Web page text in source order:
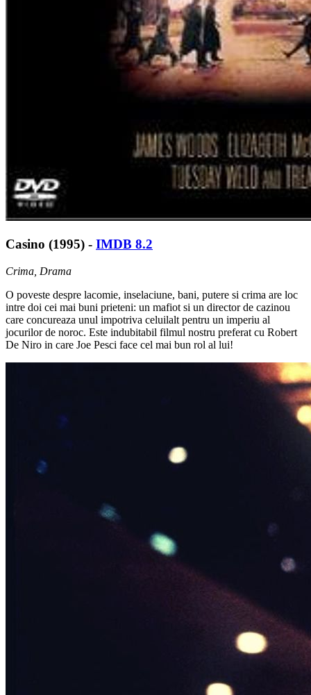
Casino (1995) - IMDB 8.2
Crima, Drama
O poveste despre lacomie, inselaciune, bani, putere si crima are loc
intre doi cei mai buni prieteni: un mafiot si un director de cazinou
care concureaza unul impotriva celuilalt pentru un imperiu al
jocurilor de noroc. Este indubitabil filmul nostru preferat cu Robert
De Niro in care Joe Pesci face cel mai bun rol al lui!